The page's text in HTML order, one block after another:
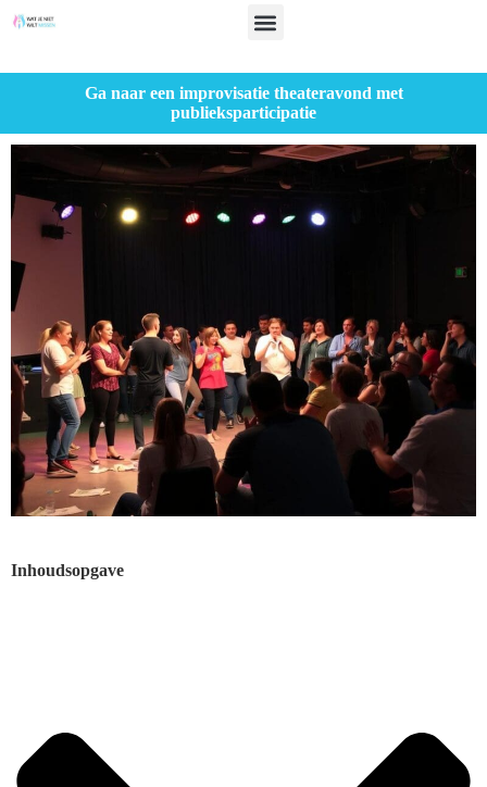
Ga naar een improvisatie theateravond met
publieksparticipatie
Inhoudsopgave